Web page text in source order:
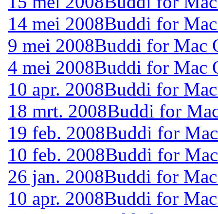
14 mei 2008Buddi for
9 mei 2008Buddi for Mac
4 mei 2008Buddi for Mac
10 apr. 2008Buddi for
18 mrt. 2008Buddi for
19 feb. 2008Buddi for
10 feb. 2008Buddi for
26 jan. 2008Buddi for
10 apr. 2008Buddi for